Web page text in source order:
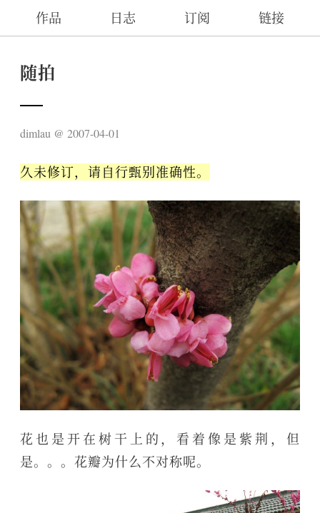
作品 日志 订阅 链接
随拍
dimlau 2007-04-01
久未修订，请自行甄别准确性。
花也是开在树干上的，看着像是紫荆，但
是。。。花瓣为什么不对称呢。